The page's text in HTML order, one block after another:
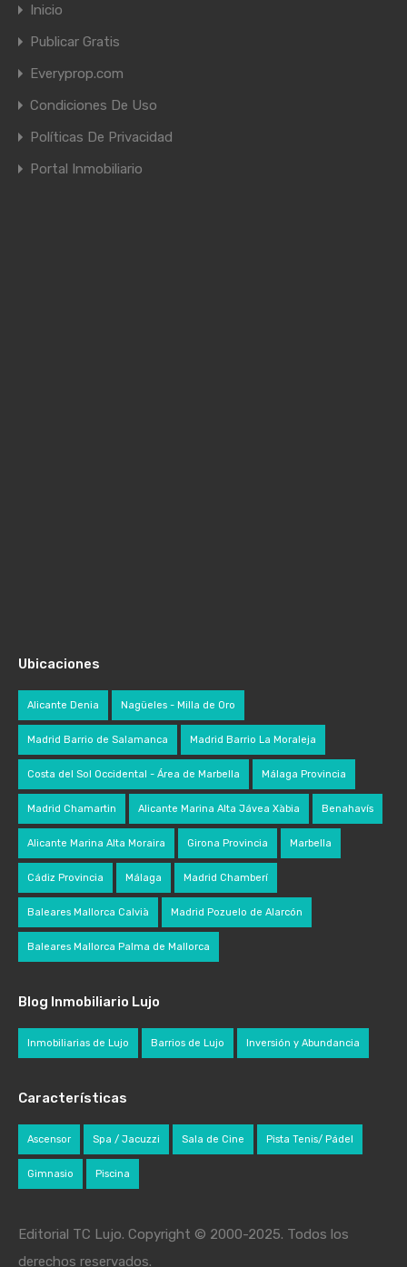
Inicio
Publicar Gratis
Everyprop.com
Condiciones De Uso
Políticas De Privacidad
Portal Inmobiliario
Ubicaciones
Alicante Denia Nagüeles - Milla de Oro
Madrid Barrio de Salamanca Madrid Barrio La Moraleja
Costa del Sol Occidental - Área de Marbella Málaga Provincia
Madrid Chamartin Alicante Marina Alta Jávea Xàbia Benahavís
Alicante Marina Alta Moraira Girona Provincia Marbella
Cádiz Provincia Málaga Madrid Chamberí
Baleares Mallorca Calvià Madrid Pozuelo de Alarcón
Baleares Mallorca Palma de Mallorca
Blog Inmobiliario Lujo
Inmobiliarias de Lujo Barrios de Lujo Inversión y Abundancia
Características
Ascensor Spa / Jacuzzi Sala de Cine Pista Tenis/ Pádel
Gimnasio Piscina
Editorial TC Lujo. Copyright © 2000-2025. Todos los
derechos reservados.